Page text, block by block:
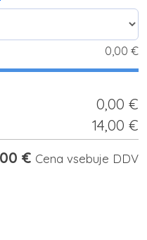
0,00 €
0,00 €
14,00 €
€ Cena vsebuje DDV